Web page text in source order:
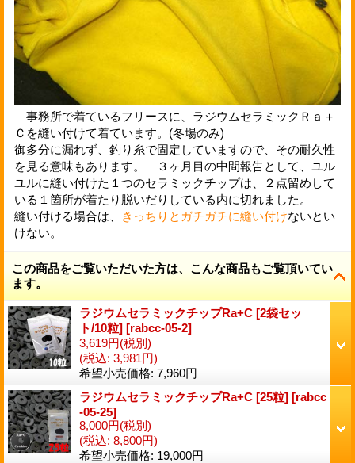
事務所で着ているフリースに、ラジウムセラミックＲａ＋
Ｃを縫い付けて着ています。(冬場のみ)
御多分に漏れず、釣り糸で固定していますので、その耐久性
を見る意味もあります。 ３ヶ月目の中間報告として、ユル
ユルに縫い付けた１つのセラミックチップは、２点留めして
いる１箇所が着たり脱いだりしている内に切れました。
縫い付ける場合は、
きっちりとガチガチに縫い付けないとい
けない。
この商品をご覧いただいた方は、こんな商品もご覧頂いてい
ます。
ラジウムセラミックチップRa+C [2袋セッ
ト/10粒] [rabcc-05-2]
3,619円(税別)
(税込: 3,981円)
希望小売価格: 7,960円
ラジウムセラミックチップRa+C [25粒] [rabcc
-05-25]
8,000円(税別)
(税込: 8,800円)
希望小売価格: 19,000円